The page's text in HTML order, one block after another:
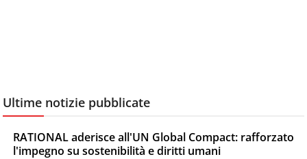
Ultime notizie pubblicate
RATIONAL aderisce all'UN Global Compact: rafforzato
l'impegno su sostenibilità e diritti umani